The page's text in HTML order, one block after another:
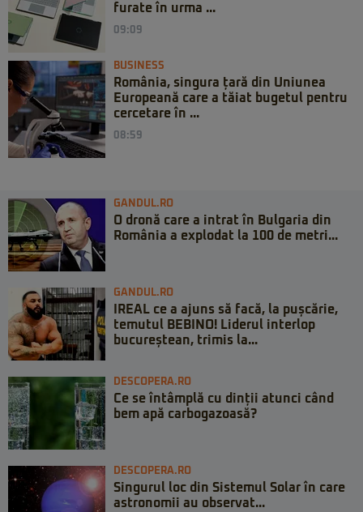
furate în urma ...
09:09
BUSINESS
România, singura țară din Uniunea
Europeană care a tăiat bugetul pentru
cercetare în ...
08:59
GANDUL.RO
O dronă care a intrat în Bulgaria din
România a explodat la 100 de metri...
GANDUL.RO
IREAL ce a ajuns să facă, la pușcărie,
temutul BEBINO! Liderul interlop
bucureștean, trimis la...
DESCOPERA.RO
Ce se întâmplă cu dinții atunci când
bem apă carbogazoasă?
DESCOPERA.RO
Singurul loc din Sistemul Solar în care
astronomii au observat...